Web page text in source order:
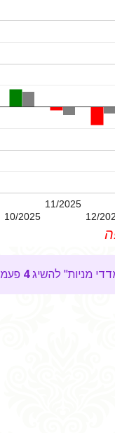
10/2025
11/2025
12/
4